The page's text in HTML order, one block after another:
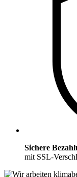
Sichere
mit SSL-